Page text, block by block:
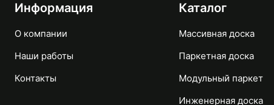
Информация
О компании
Наши работы
Контакты
Каталог
Массивная доска
Паркетная доска
Модульный паркет
Инженерная доска